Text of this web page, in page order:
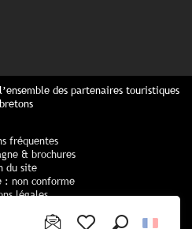
des partenaires touristiques
bretons
fréquentes
& brochures
du site
: non conforme
légales
cookies